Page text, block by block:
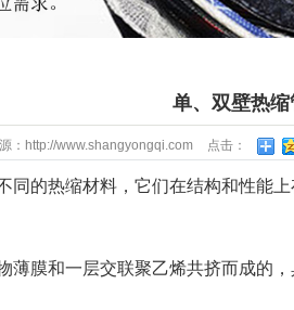
单、双壁热缩
： http://www.shangyongqi.com
点击：
同的热缩材料，它们在结构和性能
薄膜和一层交联聚乙烯共挤而成的